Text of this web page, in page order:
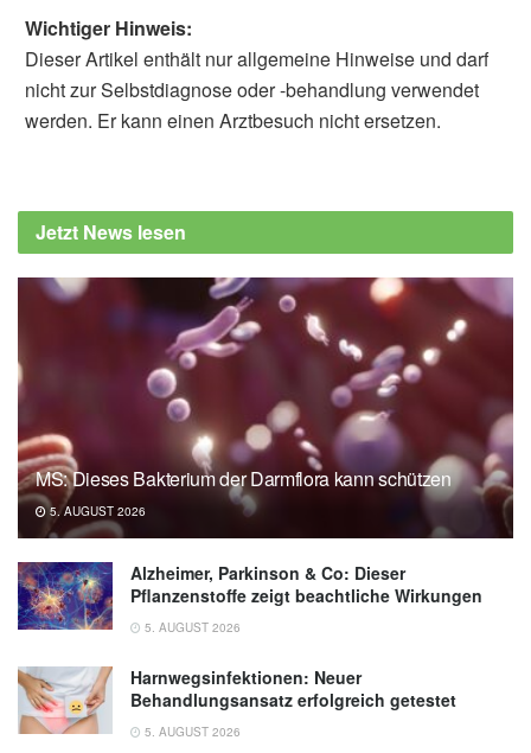
Warum jemand schwer an COVID-19
erkrankt, (Abruf: 16.08.2022),
Maik Pietzner, Robert Lorenz Chua, ……
Christian Conrad, Claudia Langenberg:
ELF5 is a potential respiratory epithelial
cellspeciﬁc risk gene for severe COVID-19;
in: Nature Communications (PDF),
(veröffentlicht: 15.08.2022),Nature
Communications
Wichtiger Hinweis:
Dieser Artikel enthält nur allgemeine Hinweise und darf
nicht zur Selbstdiagnose oder -behandlung verwendet
werden. Er kann einen Arztbesuch nicht ersetzen.
Jetzt News lesen
MS: Dieses Bakterium der Darmflora kann schützen
5. AUGUST 2026
Alzheimer, Parkinson & Co: Dieser
Pflanzenstoffe zeigt beachtliche Wirkungen
5. AUGUST 2026
Harnwegsinfektionen: Neuer
Behandlungsansatz erfolgreich getestet
5. AUGUST 2026